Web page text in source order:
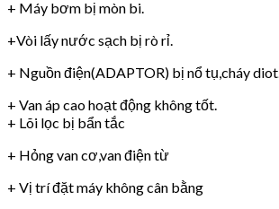
+ Máy bơm bị mòn bi.
+Vòi lấy nước sạch bị rò rỉ.
+ Nguồn điện(ADAPTOR) bị nổ tụ,cháy diot.
+ Van áp cao hoạt động không tốt.
+ Lõi lọc bị bẩn tắc
+ Hỏng van cơ,van điện từ
+ Vị trí đặt máy không cân bằng